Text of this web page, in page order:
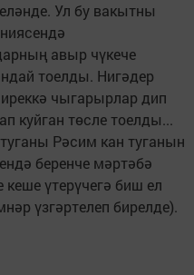
Ул бу вакытны
авыр чүкече
тоелды. Нигәдер
чыгарырлар дип
куйган төсле тоелды...
Рәсим кан туганын
беренче мәртәбә
үтерүчегә биш ел
үзгәртелеп бирелде).